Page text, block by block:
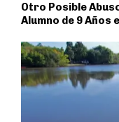
Otro Posible
Alumno de 9 Años